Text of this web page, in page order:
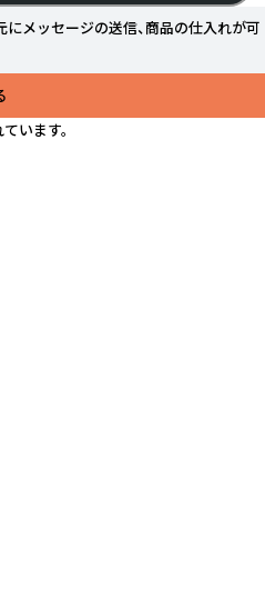
にメッセージの送信、商品の仕入れが可
います。